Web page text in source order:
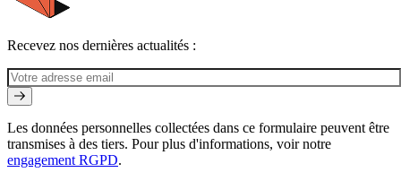
Recevez nos dernières actualités :
Les données personnelles collectées dans ce formulaire peuvent être
transmises à des tiers. Pour plus d'informations, voir notre
engagement RGPD.